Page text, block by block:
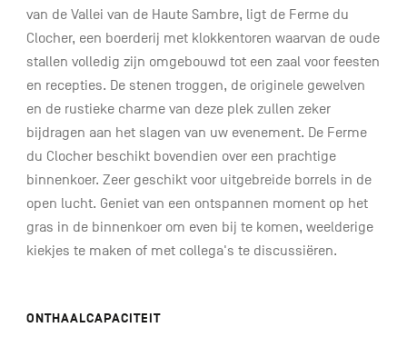
van de Vallei van de Haute Sambre, ligt de Ferme du
Clocher, een boerderij met klokkentoren waarvan de oude
stallen volledig zijn omgebouwd tot een zaal voor feesten
en recepties. De stenen troggen, de originele gewelven
en de rustieke charme van deze plek zullen zeker
bijdragen aan het slagen van uw evenement. De Ferme
du Clocher beschikt bovendien over een prachtige
binnenkoer. Zeer geschikt voor uitgebreide borrels in de
open lucht. Geniet van een ontspannen moment op het
gras in de binnenkoer om even bij te komen, weelderige
kiekjes te maken of met collega's te discussiëren.
ONTHAALCAPACITEIT